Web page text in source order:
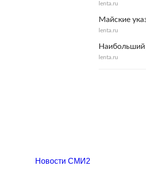
lenta.ru
Майские
lenta.ru
Наибольший
lenta.ru
Новости СМИ2